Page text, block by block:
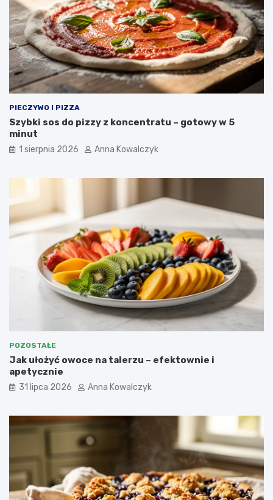
PIECZYWO I PIZZA
Szybki sos do pizzy z koncentratu – gotowy w 5
minut
1 sierpnia 2026 Anna Kowalczyk
POZOSTAŁE
Jak ułożyć owoce na talerzu – efektownie i
apetycznie
31 lipca 2026 Anna Kowalczyk